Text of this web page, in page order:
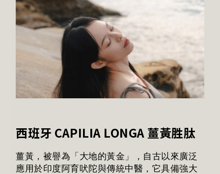
西班牙 CAPILIA LONGA 薑黃胜肽
薑黃，被譽為「大地的黃金」，自古以來廣泛
應用於印度阿育吠陀與傳統中醫，它具備強大